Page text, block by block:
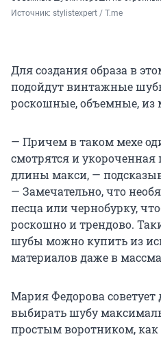
Источник: stylistexpert / Т.me
Для создания образа в
подойдут винтажные
роскошные, объемные, из
— Причем в таком мехе
смотрятся и
длины макси, —
— Замечательно, что
песца или чернобурку,
роскошно и трендово.
шубы можно купить из
материалов даже в
Мария Федорова советует
выбирать шубу
простым воротником, как